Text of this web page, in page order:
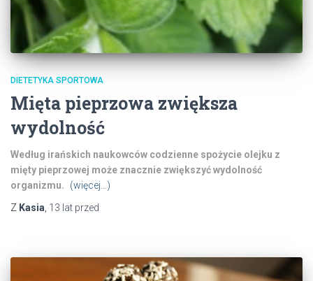
DIETETYKA SPORTOWA
Mięta pieprzowa zwiększa
wydolność
Według irańskich naukowców codzienne spożycie olejku z
mięty pieprzowej może znacznie zwiększyć wydolność
organizmu.
(więcej…)
Z Kasia 13 lat przed